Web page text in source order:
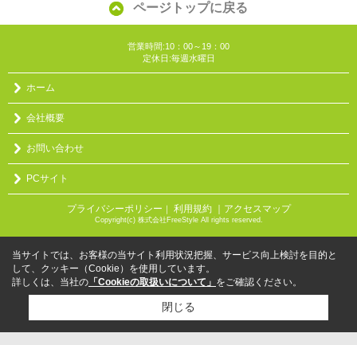
ページトップに戻る
営業時間:10：00～19：00
定休日:毎週水曜日
ホーム
会社概要
お問い合わせ
PCサイト
プライバシーポリシー 利用規約 ｜アクセスマップ
Copyright(c) 株式会社FreeStyle All rights reserved.
当サイトでは、お客様の当サイト利用状況把握、サービス向上検討を目的と
して、クッキー（Cookie）を使用しています。
詳しくは、当社の 「Cookieの取扱いについて」 をご確認ください。
閉じる